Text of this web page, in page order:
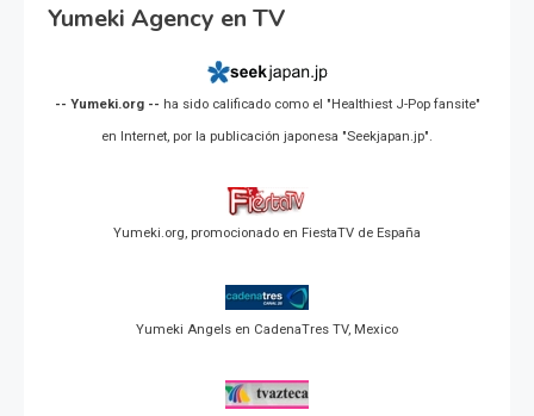
Yumeki Agency en TV
-- Yumeki.org -- ha sido calificado como el "Healthiest J-Pop fansite"
en Internet, por la publicación japonesa "Seekjapan.jp".
Yumeki.org, promocionado en FiestaTV de España
Yumeki Angels en CadenaTres TV, Mexico